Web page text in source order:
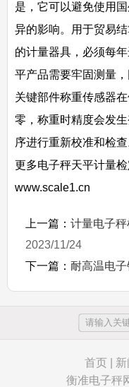
是，它可以避免使用
异的影响。用于贸易
的计量器具，必须每年
平产品需要牢固测量
关键部件称重传感器
零，称重时精度会发
序进行重新校准和检
更多电子秤天平计量
www.scale1.cn
上一篇： 计量电子
2023/11/24
下一篇： 耐高温电
首页 新
衡准电子秤